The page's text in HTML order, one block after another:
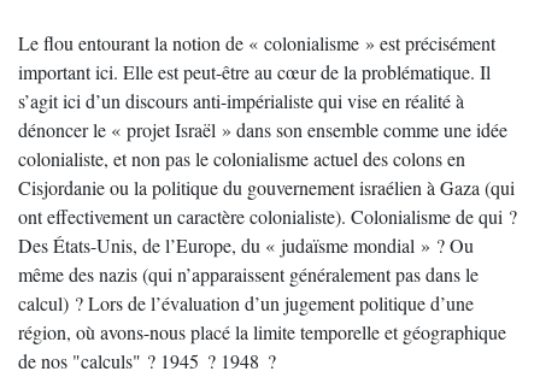
Le flou entourant la notion de « colonialisme » est précisément
important ici. Elle est peut-être au cœur de la problématique. Il
s’agit ici d’un discours anti-impérialiste qui vise en réalité à
dénoncer le « projet Israël » dans son ensemble comme une idée
colonialiste, et non pas le colonialisme actuel des colons en
Cisjordanie ou la politique du gouvernement israélien à Gaza (qui
ont effectivement un caractère colonialiste). Colonialisme de qui ?
Des États-Unis, de l’Europe, du « judaïsme mondial » ? Ou
même des nazis (qui n’apparaissent généralement pas dans le
calcul) ? Lors de l’évaluation d’un jugement politique d’une
région, où avons-nous placé la limite temporelle et géographique
de nos "calculs" ? 1945 ? 1948 ?